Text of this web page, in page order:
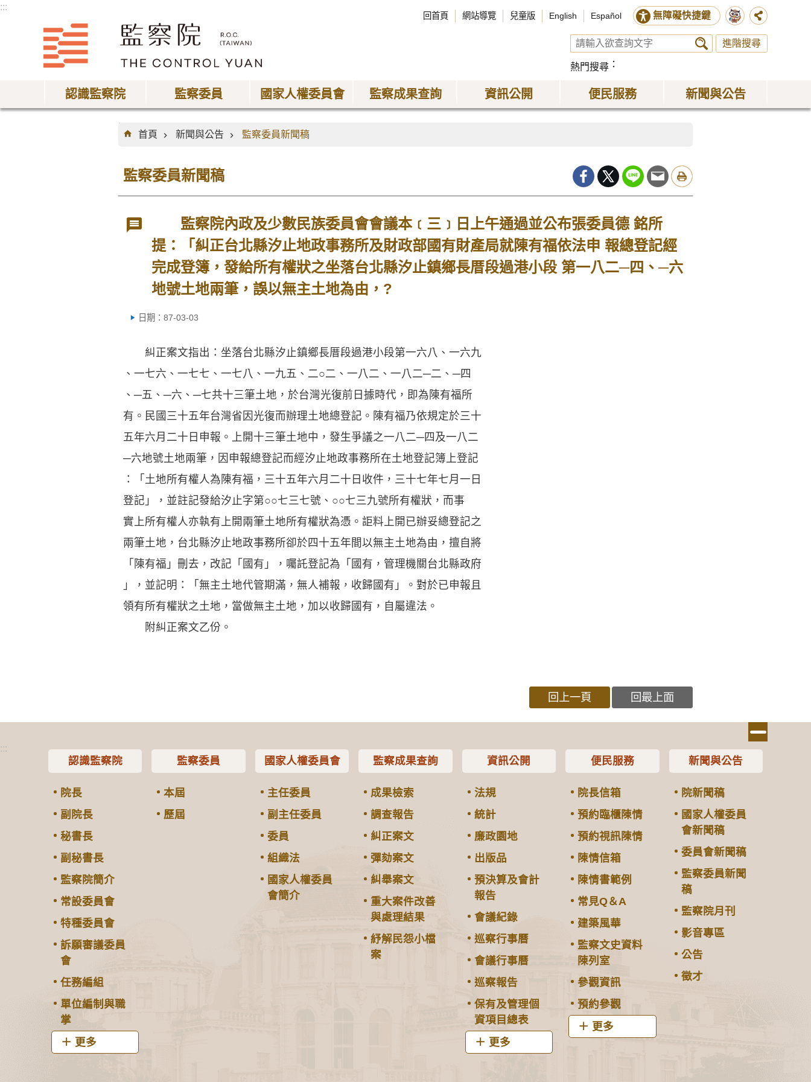
:::
回首頁 網站導覽 兒童版 English Español 無障礙快捷鍵
進階搜尋
熱門搜尋
認識監察院 監察委員 國家人權委員會 監察成果查詢 資訊公開 便民服務 新聞與公告
:::
首頁
新聞與公告 監察委員新聞稿
監察委員新聞稿
監察院內政及少數民族委員會會議本﹝三﹞日上午通過並公布張委員德 銘所
提：「糾正台北縣汐止地政事務所及財政部國有財產局就陳有福依法申 報總登記經
完成登簿，發給所有權狀之坐落台北縣汐止鎮鄉長厝段過港小段 第一八二─四、─六
地號土地兩筆，誤以無主土地為由，?
日期：87-03-03
糾正案文指出：坐落台北縣汐止鎮鄉長厝段過港小段第一六八、一六九
、一七六、一七七、一七八、一九五、二○二、一八二、一八二─二、─四
、─五、─六、─七共十三筆土地，於台灣光復前日據時代，即為陳有福所
有。民國三十五年台灣省因光復而辦理土地總登記。陳有福乃依規定於三十
五年六月二十日申報。上開十三筆土地中，發生爭議之一八二─四及一八二
─六地號土地兩筆，因申報總登記而經汐止地政事務所在土地登記簿上登記
：「土地所有權人為陳有福，三十五年六月二十日收件，三十七年七月一日
登記」，並註記發給汐止字第○○七三七號、○○七三九號所有權狀，而事
實上所有權人亦執有上開兩筆土地所有權狀為憑。詎料上開已辦妥總登記之
兩筆土地，台北縣汐止地政事務所卻於四十五年間以無主土地為由，擅自將
「陳有福」刪去，改記「國有」，囑託登記為「國有，管理機關台北縣政府
」，並記明：「無主土地代管期滿，無人補報，收歸國有」。對於已申報且
領有所有權狀之土地，當做無主土地，加以收歸國有，自屬違法。
附糾正案文乙份。
回上一頁 回最上面
:::
認識監察院
院長
副院長
秘書長
副秘書長
監察院簡介
常設委員會
特種委員會
訴願審議委員
會
任務編組
單位編制與職
掌
更多
監察委員
本屆
歷屆
國家人權委員會
主任委員
副主任委員
委員
組織法
國家人權委員
會簡介
監察成果查詢
成果檢索
調查報告
糾正案文
彈劾案文
糾舉案文
重大案件改善
與處理結果
紓解民怨小檔
案
資訊公開
法規
統計
廉政園地
出版品
預決算及會計
報告
會議紀錄
巡察行事曆
會議行事曆
巡察報告
保有及管理個
資項目總表
更多
便民服務
院長信箱
預約臨櫃陳情
預約視訊陳情
陳情信箱
陳情書範例
常見Q＆A
建築風華
監察文史資料
陳列室
參觀資訊
預約參觀
更多
新聞與公告
院新聞稿
國家人權委員
會新聞稿
委員會新聞稿
監察委員新聞
稿
監察院月刊
影音專區
公告
徵才